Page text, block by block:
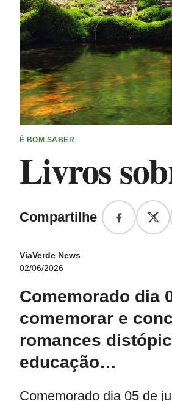
É BOM SABER
Livros
Compartilhe
ViaVerde News
02/06/2026
Comemorado dia
comemorar e
romances
educação…
Comemorado dia 05 de